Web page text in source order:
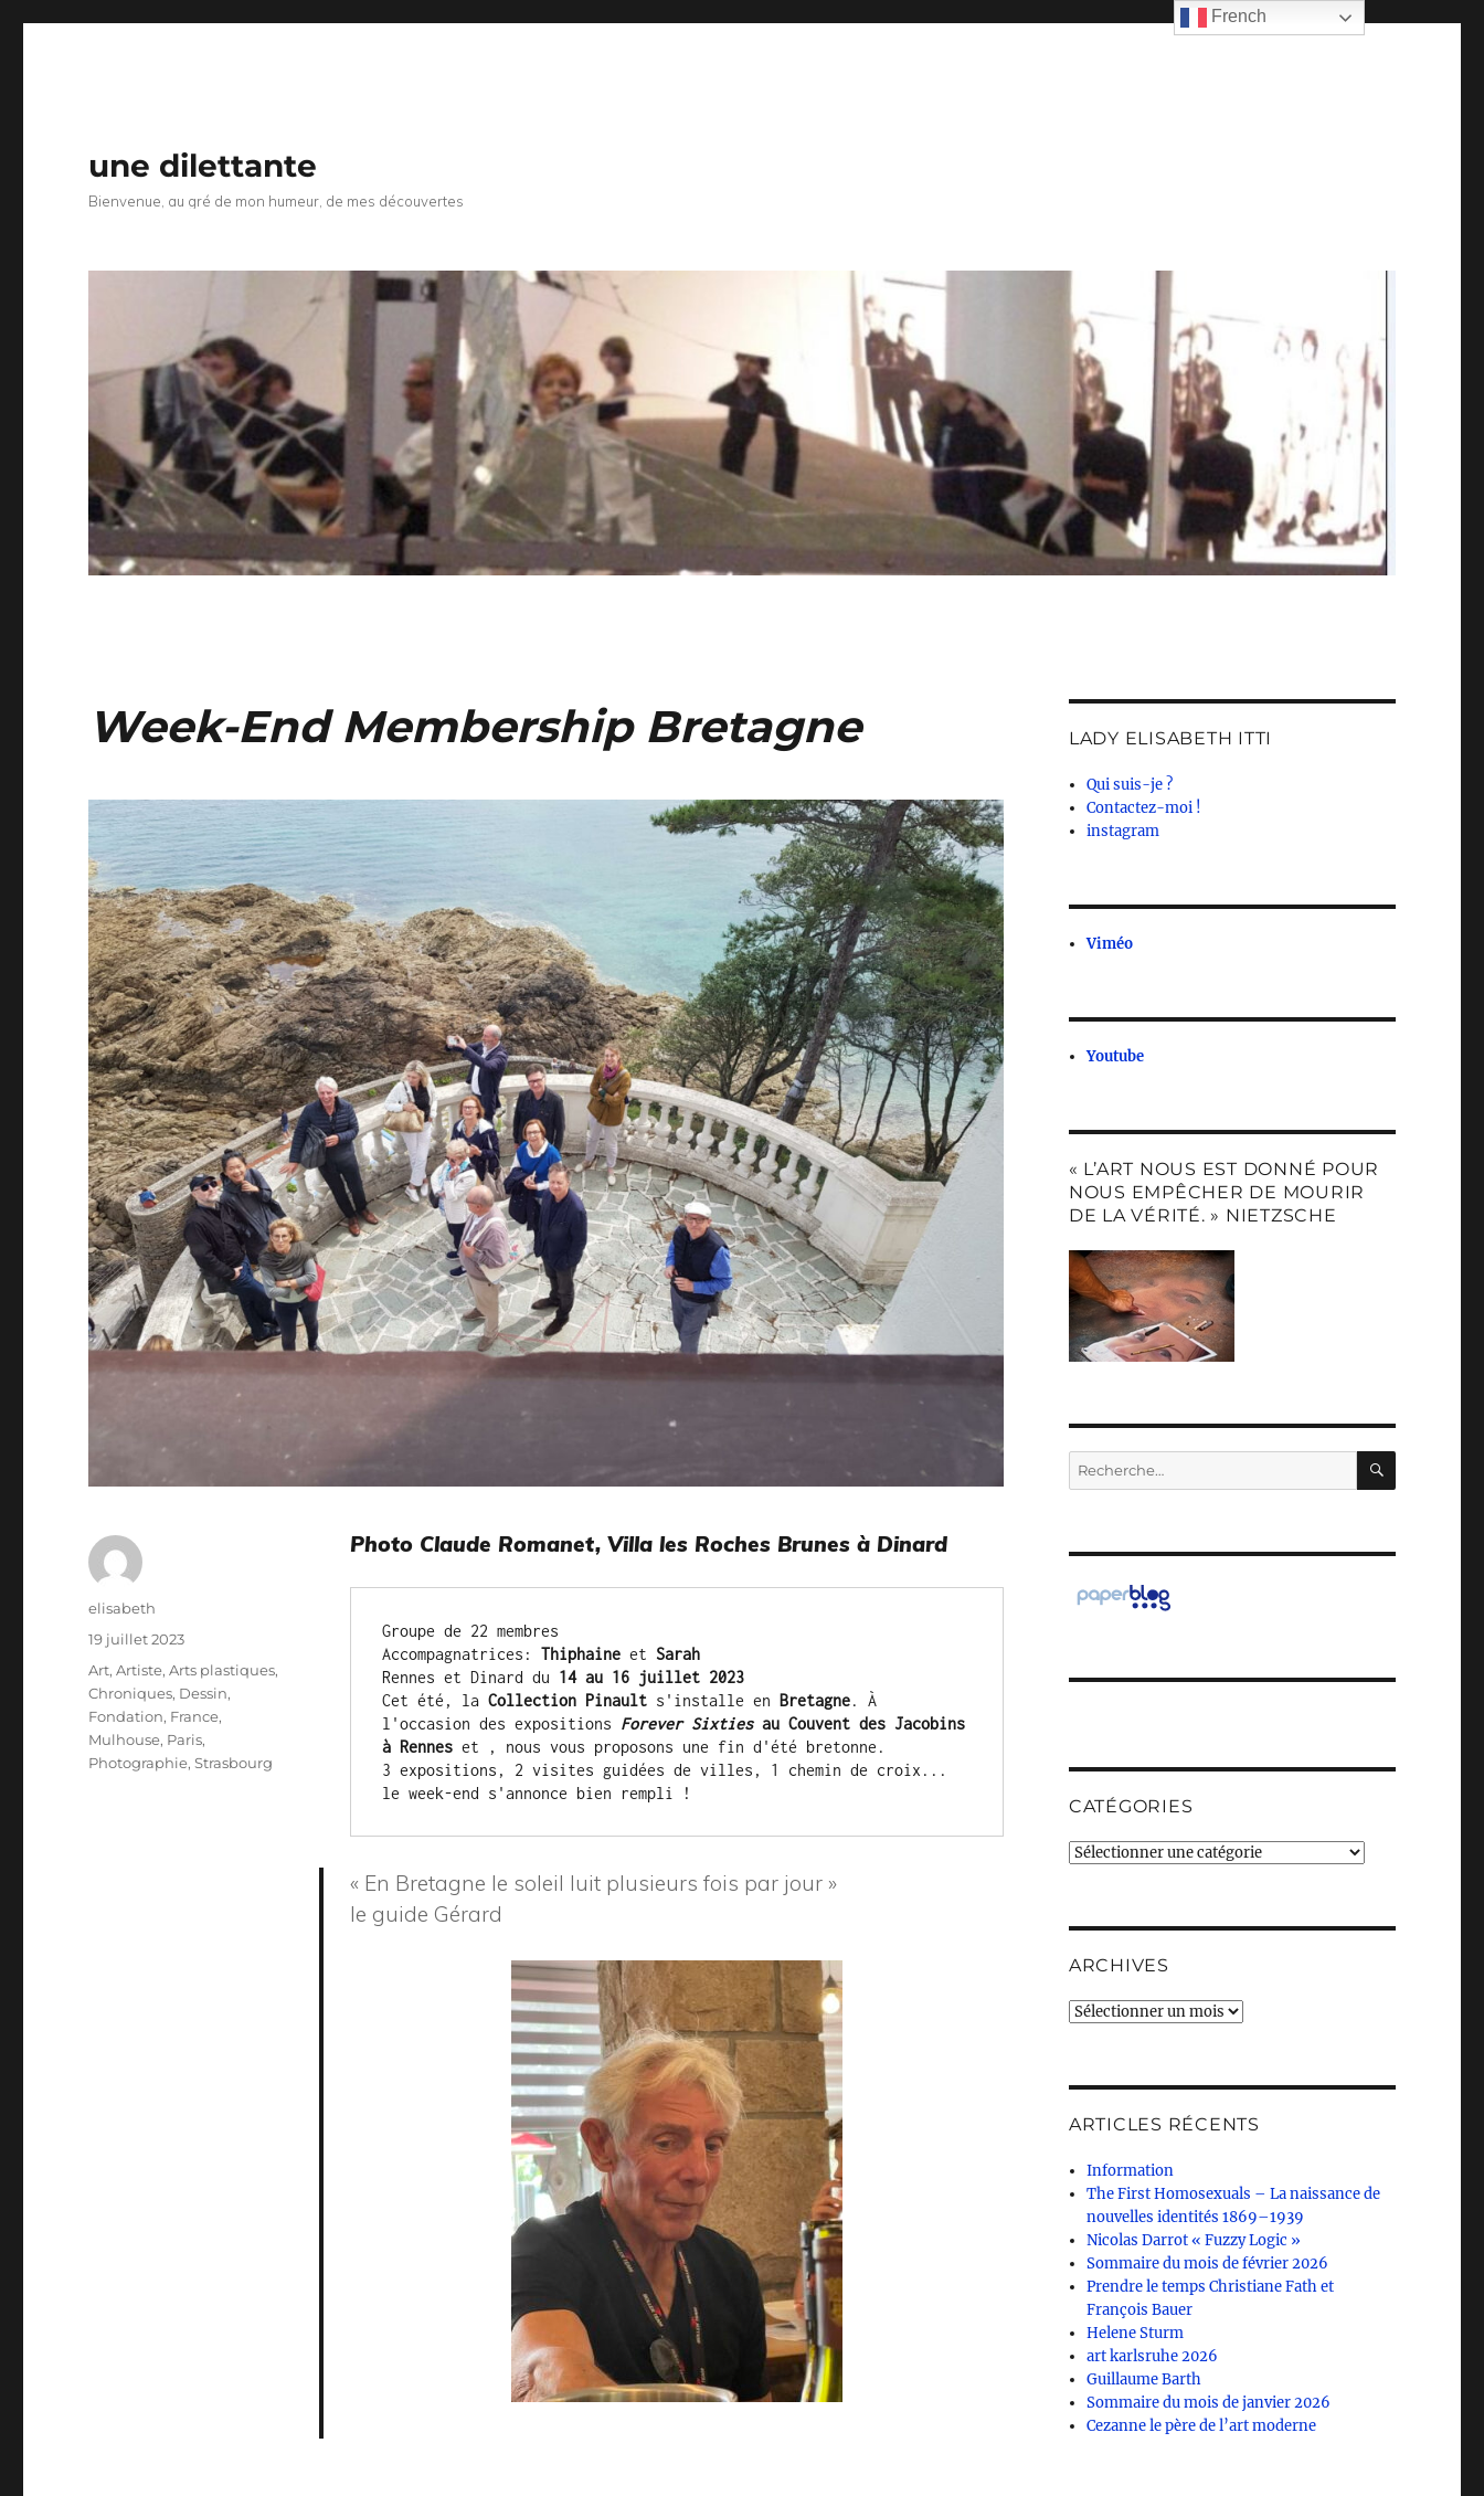
une dilettante
Bienvenue, au gré de mon humeur, de mes découvertes
Week-End Membership Bretagne
Photo Claude Romanet, Villa les Roches Brunes à Dinard
Groupe de 22 membres
Accompagnatrices:
Thiphaine et Sarah
Rennes et Dinard du 14 au 16 juillet 2023
Cet été, la Collection Pinault s'installe en Bretagne. À
l'occasion des expositions Forever Sixties au Couvent des Jacobins
à Rennes et , nous vous proposons une fin d'été bretonne.
3 expositions, 2 visites guidées de villes, 1 chemin de croix...
le week-end s'annonce bien rempli !
« En Bretagne le soleil luit plusieurs fois par jour »
le guide Gérard
Auteur
elisabeth
Publié
19 juillet 2023
Catégories
Art,Artiste,Arts plastiques,
Chroniques, Dessin,
Fondation, France,
Mulhouse, Paris,
Photographie,Strasbourg
LADY ELISABETH ITTI
Qui suis-je ?
Contactez-moi !
instagram
Viméo
Youtube
« L’ART NOUS EST DONNÉ POUR
NOUS EMPÊCHER DE MOURIR
DE LA VÉRITÉ. » NIETZSCHE
Recherche
pour :
CATÉGORIES
Catégories
ARCHIVES
Archives
ARTICLES RÉCENTS
Information
The First Homosexuals – La naissance de
nouvelles identités 1869–1939
Nicolas Darrot « Fuzzy Logic »
Sommaire du mois de février 2026
Prendre le temps Christiane Fath et
François Bauer
Helene Sturm
art karlsruhe 2026
Guillaume Barth
Sommaire du mois de janvier 2026
Cezanne le père de l’art moderne
French